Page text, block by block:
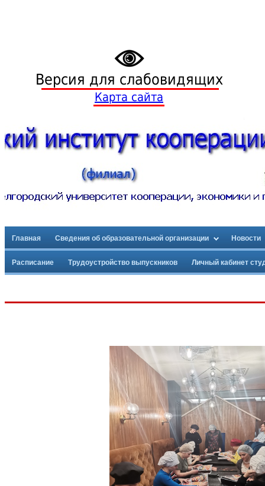
Версия для слабовидящих
Карта сайта
Главная Сведения об образовательной организации Новости
Расписание Трудоустройство выпускников Личный кабинет